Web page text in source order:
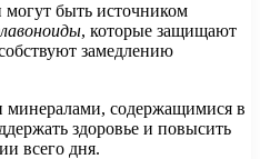
могут быть источником
, которые защищают
замедлению
содержащимися в
здоровье и повысить
всего дня.